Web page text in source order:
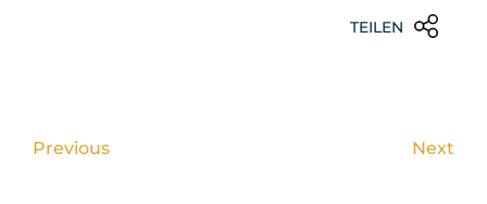
TEILEN
Previous Next